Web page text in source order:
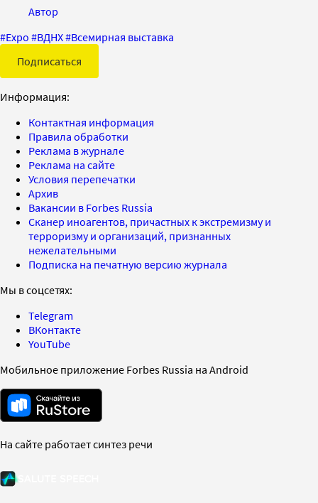
Автор
#Expo #ВДНХ#Всемирная выставка
Подписаться
Информация:
Контактная информация
Правила обработки
Реклама в журнале
Реклама на сайте
Условия перепечатки
Архив
Вакансии в Forbes Russia
Сканер иноагентов, причастных к экстремизму и
терроризму и организаций, признанных
нежелательными
Подписка на печатную версию журнала
Мы в соцсетях:
Telegram
ВКонтакте
YouTube
Мобильное приложение Forbes Russia на Android
На сайте работает синтез речи